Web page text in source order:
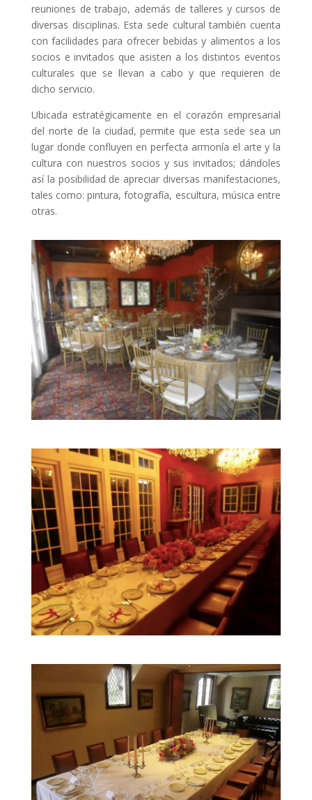
reuniones de trabajo, además de talleres y cursos de
diversas disciplinas. Esta sede cultural también cuenta
con facilidades para ofrecer bebidas y alimentos a los
socios e invitados que asisten a los distintos eventos
culturales que se llevan a cabo y que requieren de
dicho servicio.
Ubicada estratégicamente en el corazón empresarial
del norte de la ciudad, permite que esta sede sea un
lugar donde confluyen en perfecta armonía el arte y la
cultura con nuestros socios y sus invitados; dándoles
así la posibilidad de apreciar diversas manifestaciones,
tales como: pintura, fotografía, escultura, música entre
otras.